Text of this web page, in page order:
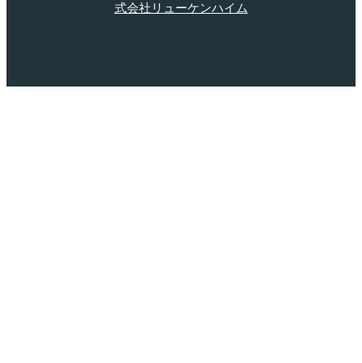
式会社リューケンハイム